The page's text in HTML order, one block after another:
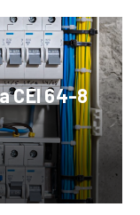
CEI 64-8